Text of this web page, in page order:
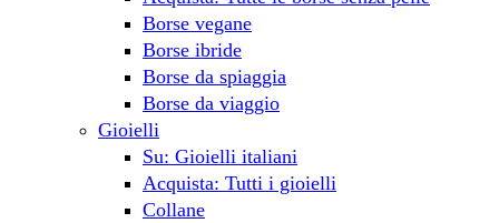
Borse vegane
Borse ibride
Borse da spiaggia
Borse da viaggio
Gioielli
Su: Gioielli italiani
Acquista: Tutti i gioielli
Collane